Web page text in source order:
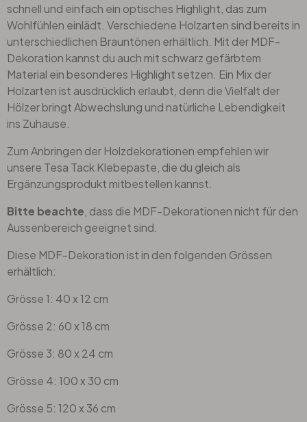
schnell und einfach ein optisches Highlight, das zum
Wohlfühlen einlädt. Verschiedene Holzarten sind bereits in
unterschiedlichen Brauntönen erhältlich. Mit der MDF-
Dekoration kannst du auch mit schwarz gefärbtem
Material ein besonderes Highlight setzen. Ein Mix der
Holzarten ist ausdrücklich erlaubt, denn die Vielfalt der
Hölzer bringt Abwechslung und natürliche Lebendigkeit
ins Zuhause.
Zum Anbringen der Holzdekorationen empfehlen wir
unsere Tesa Tack Klebepaste, die du gleich als
Ergänzungsprodukt mitbestellen kannst.
Bitte beachte , dass die MDF-Dekorationen nicht für den
Aussenbereich geeignet sind.
Diese MDF-Dekoration ist in den folgenden Grössen
erhältlich:
Grösse 1: 40 x 12 cm
Grösse 2: 60 x 18 cm
Grösse 3: 80 x 24 cm
Grösse 4: 100 x 30 cm
Grösse 5: 120 x 36 cm